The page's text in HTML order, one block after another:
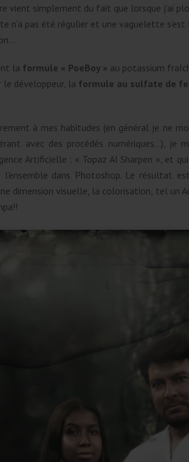
vient simplement du fait que lorsque j’ai
n’a pas été régulier et une vaguelette
la formule « PoeBoy » au potassium
développeur, la formule au sulfate de
à mes habitudes (en général je ne
avec des procédés numériques…), je
Artificielle : « Topaz AI Sharpen », et
l’ensemble dans Photoshop. Le résultat
dimension visuelle, la colorisation, tel un